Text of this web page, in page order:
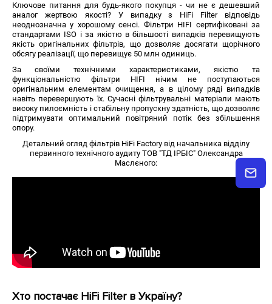
Ключове питання для будь-якого покупця - чи не є дешевший
аналог жертвою якості? У випадку з HiFi Filter відповідь
неоднозначна у хорошому сенсі. Фільтри HIFI сертифіковані за
стандартами ISO і за якістю в більшості випадків перевищують
якість оригінальних фільтрів, що дозволяє досягати щорічного
обсягу реалізації, що перевищує 50 млн одиниць.
За своїми технічними характеристиками, якістю та
функціональністю фільтри HIFI нічим не поступаються
оригінальним елементам очищення, а в цілому ряді випадків
навіть перевершують їх. Сучасні фільтрувальні матеріали мають
високу пилоємність і стабільну пропускну здатність, що дозволяє
підтримувати оптимальний повітряний потік без збільшення
опору.
Детальний огляд фільтрів HiFi Factory від начальника відділу
первинного технічного аудиту ТОВ "ТД ІРБІС" Олександра
Маслєного:
Хто постачає HiFi Filter в Україну?